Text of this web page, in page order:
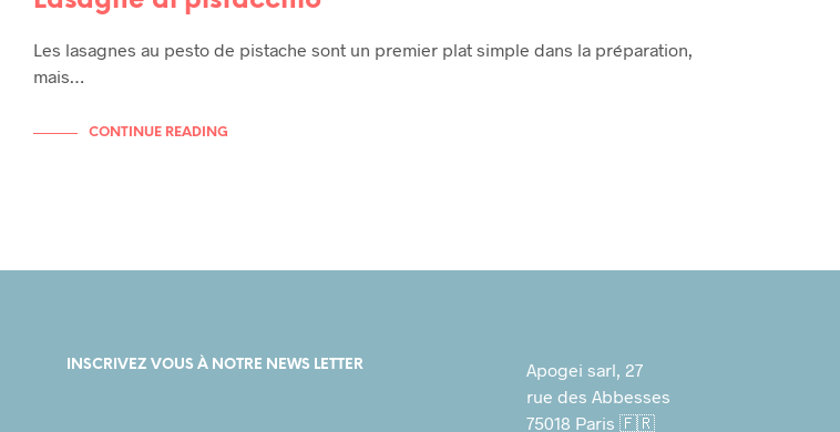
Les lasagnes au pesto de pistache sont un premier plat simple dans la préparation,
mais…
CONTINUE READING
INSCRIVEZ VOUS À NOTRE NEWS LETTER
Apogei sarl, 27
rue des Abbesses
75018 Paris 🇫🇷